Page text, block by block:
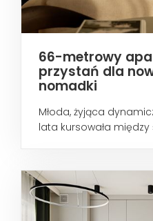
66-metrowy
przystań dla
nomadki
Młoda, żyjąca
lata kursowała